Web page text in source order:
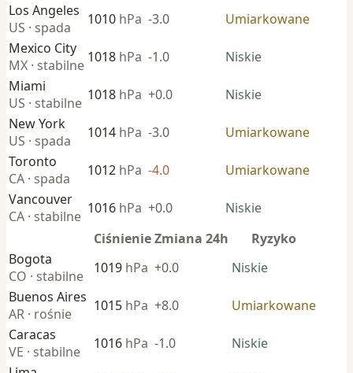
Los Angeles
US · spada
1010 hPa -3.0
Umiarkowane
Mexico City
MX · stabilne 1018 hPa -1.0
Niskie
Miami
US · stabilne 1018 hPa +0.0
Niskie
New York
US · spada
1014 hPa -3.0
Umiarkowane
Toronto
CA · spada
1012 hPa -4.0
Umiarkowane
Vancouver
CA · stabilne 1016 hPa +0.0
Niskie
CiśnienieZmiana 24h
Ryzyko
Bogota
CO · stabilne
1019 hPa +0.0
Niskie
Buenos Aires
AR · rośnie
1015 hPa +8.0
Umiarkowane
Caracas
VE · stabilne
1016 hPa -1.0
Niskie